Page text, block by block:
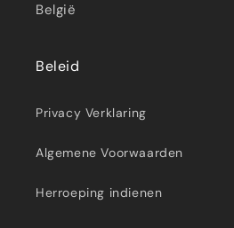
België
Beleid
Privacy Verklaring
Algemene Voorwaarden
Herroeping indienen